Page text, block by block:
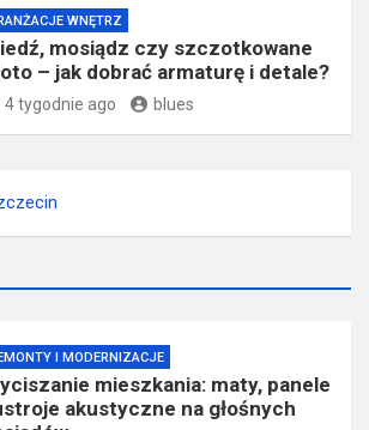
WNĘTRZ
mosiądz czy szczotkowane
– jak dobrać armaturę i detale?
4 tygodnie ago blues
I MODERNIZACJE
mieszkania: maty, panele
akustyczne na głośnych